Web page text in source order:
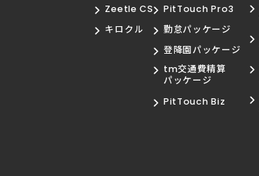
Zeetle CS
キロクル
PitTouch Pro3
勤怠パッケージ
登降園パッケージ
tm交通費精算
パッケージ
PitTouch Biz